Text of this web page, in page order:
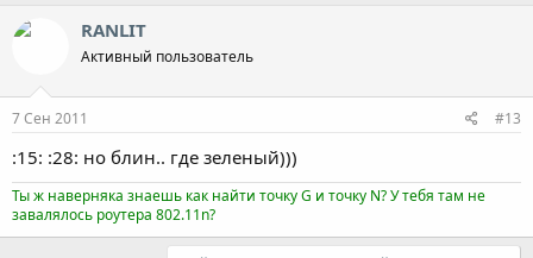
RANLIT
Активный пользователь
7 Сен 2011 #13
:15: :28: но блин.. где зеленый)))
Ты ж наверняка знаешь как найти точку G и точку N? У тебя там не
завалялось роутера 802.11n?